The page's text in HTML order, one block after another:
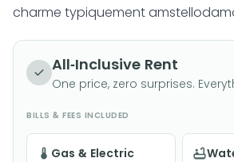
charme typiquement
salles de bains modernes et d'un
pompe à chaleur performant, le
All-Inclusive Rent
One price, zero surprises.
BILLS & FEES INCLUDED
Gas & Electric